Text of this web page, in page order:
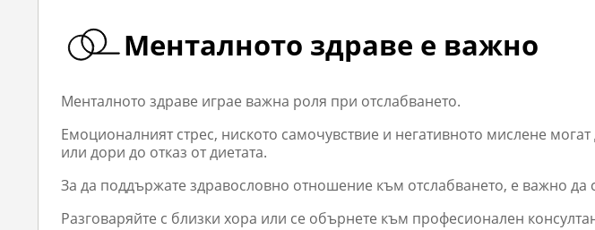
Менталното здраве е важно
Менталното здраве играе важна роля при отслабването.
Емоционалният стрес, ниското самочувствие и негативното мислене могат
или дори до отказ от диетата.
За да поддържате здравословно отношение към отслабването, е важно да
Разговаряйте с близки хора или се обърнете към професионален